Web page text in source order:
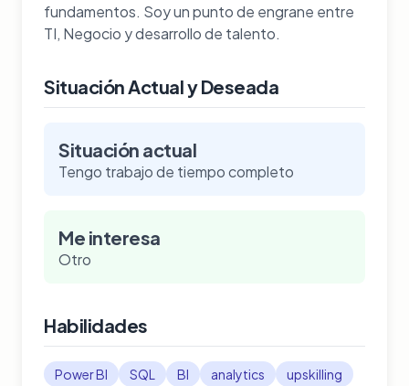
fundamentos. Soy un punto de engrane entre
TI, Negocio y desarrollo de talento.
Situación Actual y Deseada
Situación actual
Tengo trabajo de tiempo completo
Me interesa
Otro
Habilidades
Power BI SQL BI analytics upskilling